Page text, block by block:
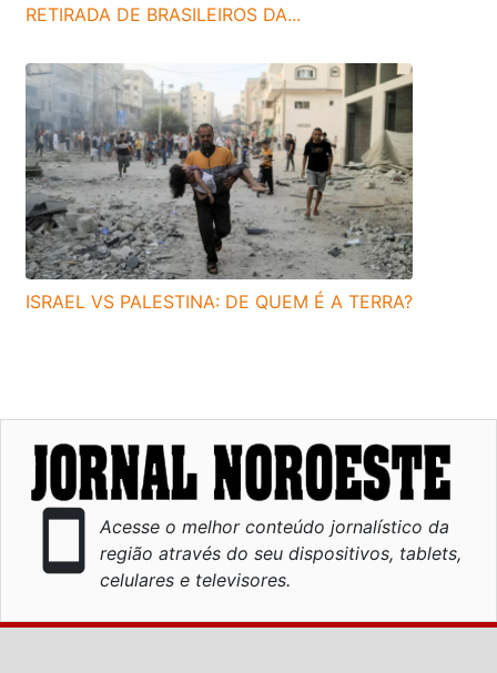
RETIRADA DE BRASILEIROS DA...
ISRAEL VS PALESTINA: DE QUEM É A TERRA?
smartphone
Acesse o melhor conteúdo jornalístico da
região através do seu dispositivos, tablets,
celulares e televisores.